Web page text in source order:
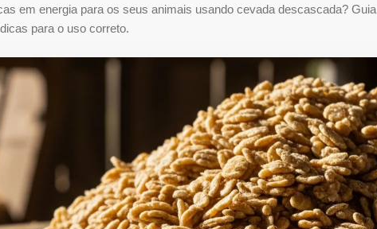
em energia para os seus animais usando cevada descascada? Guia
para o uso correto.